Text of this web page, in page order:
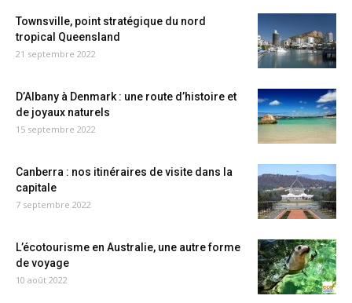
Townsville, point stratégique du nord
tropical Queensland
21 septembre 2022
D’Albany à Denmark : une route d’histoire et
de joyaux naturels
15 septembre 2022
Canberra : nos itinéraires de visite dans la
capitale
7 septembre 2022
L’écotourisme en Australie, une autre forme
de voyage
10 août 2022